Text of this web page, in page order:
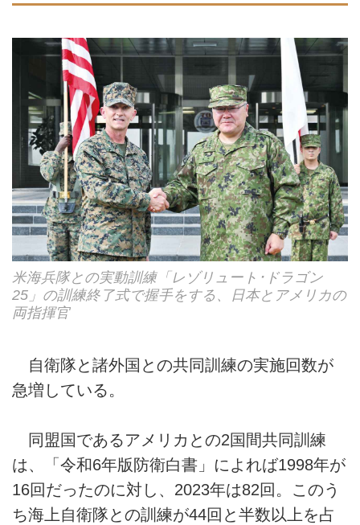
米海兵隊との実動訓練「レゾリュート･ドラゴン
25」の訓練終了式で握手をする、日本とアメリカの
両指揮官
自衛隊と諸外国との共同訓練の実施回数が
急増している。
同盟国であるアメリカとの2国間共同訓練
は、「令和6年版防衛白書」によれば1998年が
16回だったのに対し、2023年は82回。このう
ち海上自衛隊との訓練が44回と半数以上を占